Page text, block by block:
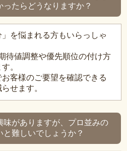
ったらどうなりますか？
を悩まれる方もいらっしゃ
待値調整や優先順位の付け方
。
客様のご要望を確認できる
せます。
味がありますが、プロ並みの
と難しいでしょうか？